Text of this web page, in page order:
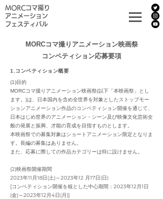
MORCコマ撮り
アニメーション
フェスティバル
MORCコマ撮りアニメーション映画祭
コンペティション応募要項
1.コンペティション概要
(1)目的
MORCコマ撮りアニメーション映画祭(以下「本映画祭」とし
ます。)は、日本国内を含め全世界を対象としたストップモー
ションアニメーション作品のコンペティション開催を通じて、
日本はじめ世界のアニメーション・シーン及び映像文化芸術全
般の発展と振興、才能の育成を目指すものとします。
本映画祭での募集対象はショートアニメーション限定となりま
す。長編の募集はありません。
また、応募に際しての作品カテゴリーは特に設けません。
(2)映画祭開催期間
2023年11月18日(土)～2023年12 月17日(日)
[コンペティション開催を核とした中心期間：2023年12月1日
(金)～2023年12月4日(月)]